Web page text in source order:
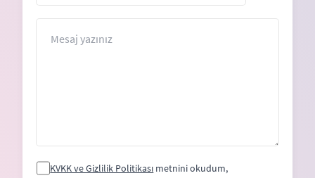
States
KVKK ve Gizlilik Politikası metnini okudum,